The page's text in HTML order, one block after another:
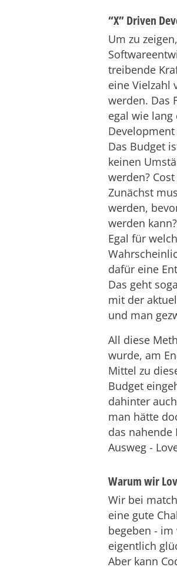
“X” Driven
Um zu
treibende
eine Vielzahl
werden. Das
egal wie lang
Das Budget
keinen
werden?
Zunächst
werden,
werden
Egal für
dafür eine
Das geht
mit der
und man
All diese
wurde, am
Mittel zu
Budget
dahinter
man hätte
das
Ausweg -
Warum wir
Wir bei
eine gute
begeben -
eigentlich
Aber kann